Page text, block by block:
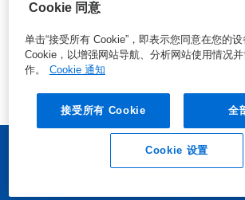
Cookie 同意
单击“接受所有 Cookie”，即表示您同意在您的
Cookie，以增强网站导航、分析网站使用情况
作。
Cookie 通知
接受所有 Cookie 全
Cookie 设置
业务垂询